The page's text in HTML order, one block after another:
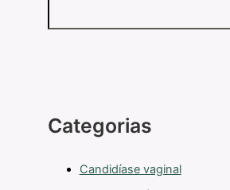
Categorias
Candidíase vaginal